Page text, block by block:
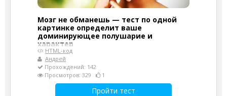
Мозг не обманешь — тест по одной
картинке определит ваше
доминирующее полушарие и
характер
HTML-код
Андрей
Прохождений: 142
Просмотров: 329
1
Пройти тест